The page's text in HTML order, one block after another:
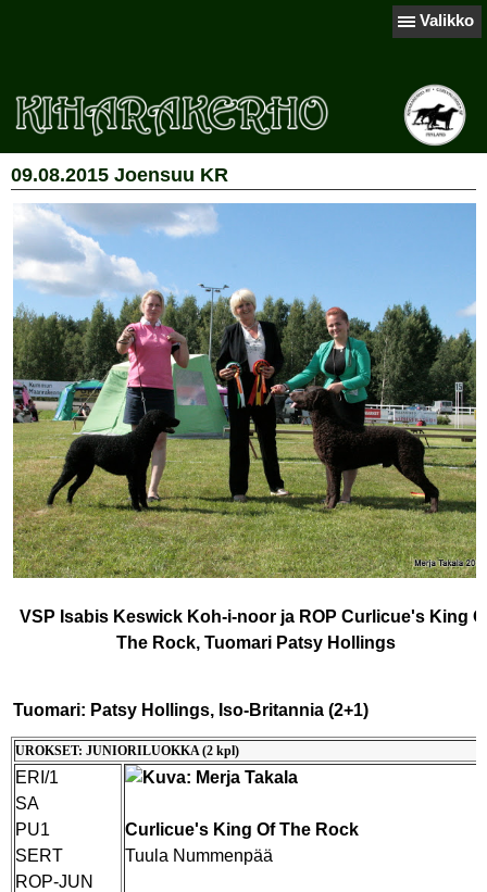
Valikko
09.08.2015 Joensuu KR
VSP Isabis Keswick Koh-i-noor ja ROP Curlicue's King
The Rock, Tuomari Patsy Hollings
Tuomari: Patsy Hollings, Iso-Britannia (2+1)
UROKSET: JUNIORILUOKKA (2 kpl)
ERI/1
SA
PU1
SERT
ROP-JUN
Curlicue's King Of The Rock
Tuula Nummenpää